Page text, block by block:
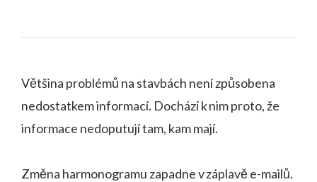
Většina problémů na stavbách není způsobena
nedostatkem informací. Dochází k nim proto, že
informace nedoputují tam, kam mají.
Změna harmonogramu zapadne v záplavě e-mailů.